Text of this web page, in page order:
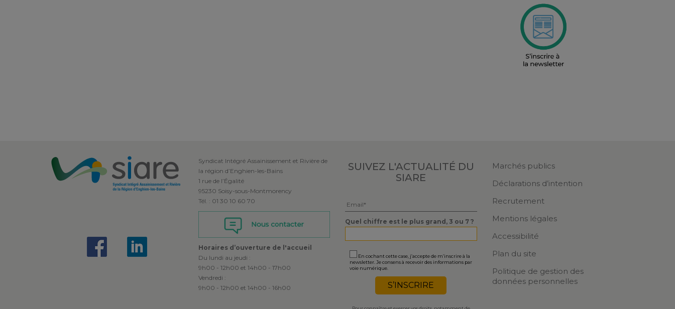
Syndicat Intégré Assainissement et Rivière de
la région d’Enghien-les-Bains
1 rue de l’Égalité
95230 Soisy-sous-Montmorency
Tél. : 01 30 10 60 70
Horaires d’ouverture de l'accueil
Du lundi au jeudi :
9h00 - 12h00 et 14h00 - 17h00
Vendredi :
9h00 - 12h00 et 14h00 - 16h00
SUIVEZ L'ACTUALITÉ DU
SIARE
Quel chiffre est le plus grand, 3 ou 7 ?
En cochant cette case, j’accepte de m’inscrire à la
newsletter. Je consens à recevoir des informations par
voie numérique.
Marchés publics
Déclarations d’intention
Recrutement
Mentions légales
Accessibilité
Plan du site
Politique de gestion des
données personnelles